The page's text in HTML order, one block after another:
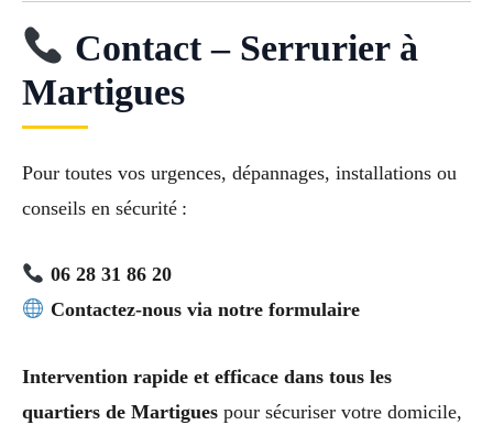
Contact – Serrurier à
Martigues
Pour toutes vos urgences, dépannages, installations ou
conseils en sécurité :
06 28 31 86 20
Contactez-nous via notre formulaire
Intervention rapide et efficace dans tous les
quartiers de Martigues pour sécuriser votre domicile,